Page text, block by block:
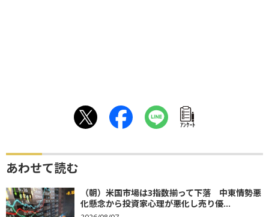
ｱﾝｹｰﾄ
あわせて読む
（朝）米国市場は3指数揃って下落 中東情勢悪
化懸念から投資家心理が悪化し売り優...